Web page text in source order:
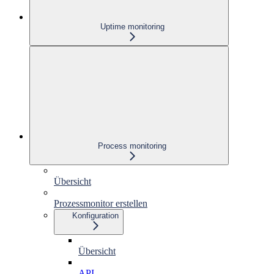
Uptime monitoring
Process monitoring
Übersicht
Prozessmonitor erstellen
Konfiguration
Übersicht